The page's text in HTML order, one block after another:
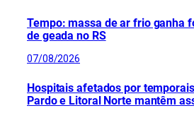
Tempo: massa de ar frio ganha
de geada no RS
07/08/2026
Hospitais afetados por
Pardo e Litoral Norte mantêm